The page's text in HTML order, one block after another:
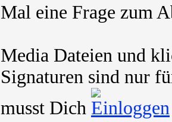
Mal eine Frage zum
Media Dateien und
Signaturen sind nur
musst Dich